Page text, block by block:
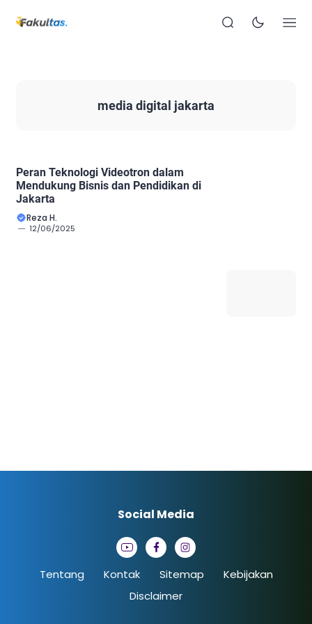
media digital jakarta
Peran Teknologi Videotron dalam
Mendukung Bisnis dan Pendidikan di
Jakarta
Reza H.
12/06/2025
Tentang Kontak Sitemap
Kebijakan
Disclaimer
Social Media